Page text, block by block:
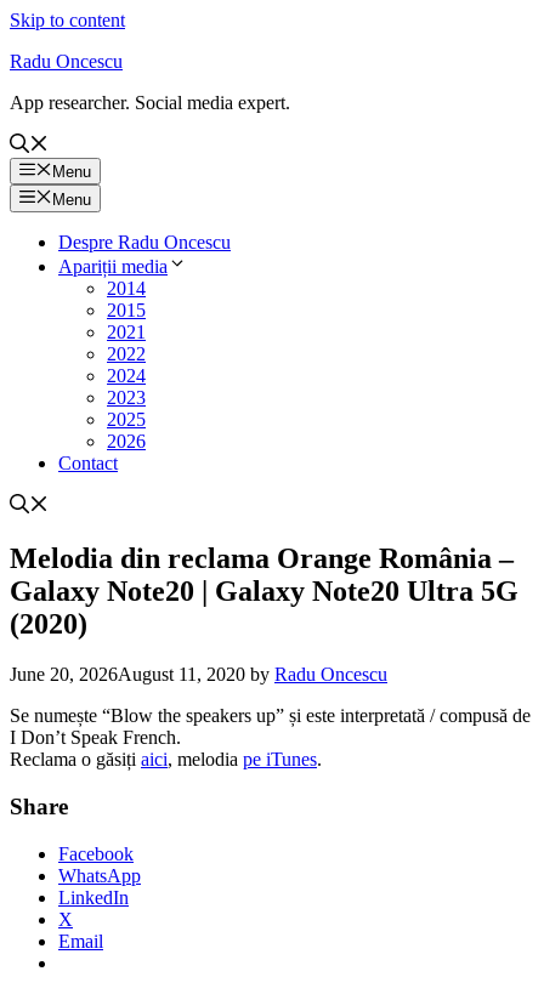
Skip to content
Radu Oncescu
App researcher. Social media expert.
Menu
Menu
Despre Radu Oncescu
Apariții media
2014
2015
2021
2022
2024
2023
2025
2026
Contact
Melodia din reclama Orange România –
Galaxy Note20 | Galaxy Note20 Ultra 5G
(2020)
June 20, 2026August 11, 2020 by Radu Oncescu
Se numește “Blow the speakers up” și este interpretată / compusă de
I Don’t Speak French.
Reclama o găsiți aici, melodia pe iTunes.
Share
Facebook
WhatsApp
LinkedIn
X
Email